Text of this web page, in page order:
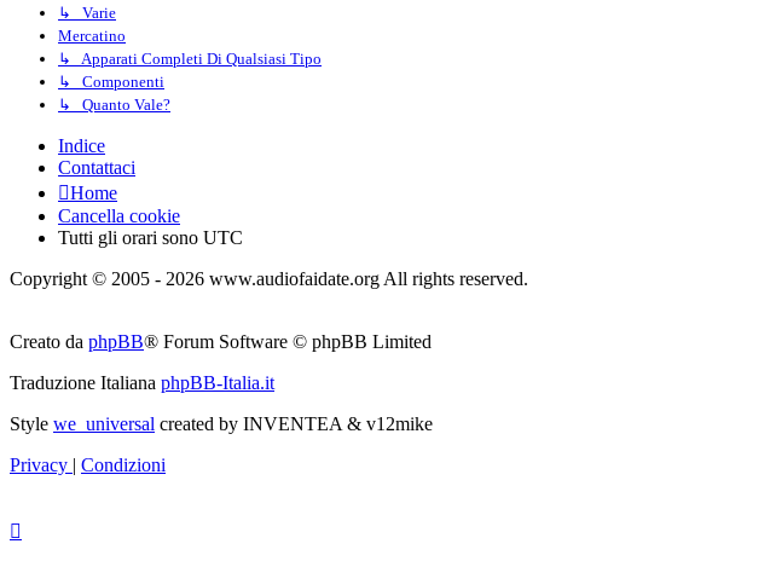
↳ Varie
Mercatino
↳ Apparati Completi Di Qualsiasi Tipo
↳ Componenti
↳ Quanto Vale?
Indice
Contattaci
Home
Cancella cookie
Tutti gli orari sono UTC
Copyright © 2005 - 2026 www.audiofaidate.org All rights reserved.
Creato da phpBB® Forum Software © phpBB Limited
Traduzione Italiana phpBB-Italia.it
Style we_universal created by INVENTEA & v12mike
Privacy | Condizioni